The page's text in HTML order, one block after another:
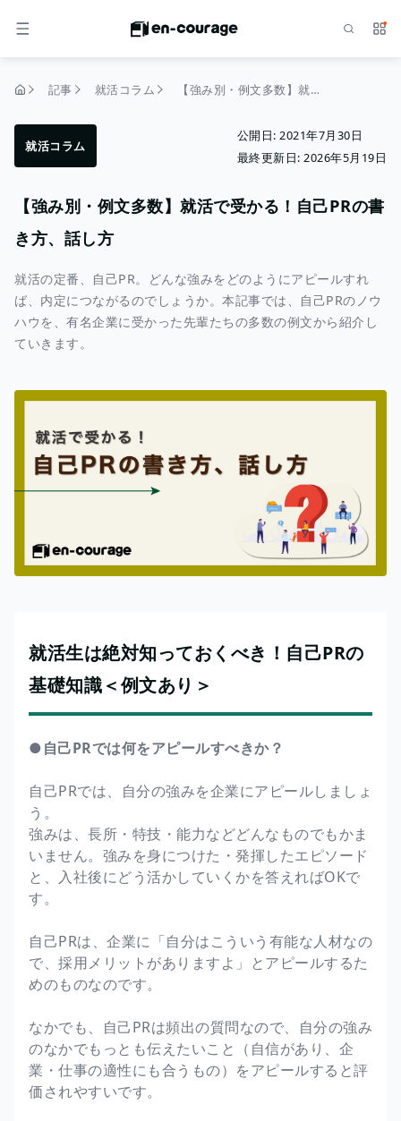
メニュー サ
記事 就活コラム 【強み別・例文多数】就活で受かる！自己PRの書き方、話し方
就活コラム
公開日: 2021年7月30日
最終更新日: 2026年5月19日
【強み別・例文多数】就活で受かる！自己PRの書
き方、話し方
就活の定番、自己PR。どんな強みをどのようにアピールすれ
ば、内定につながるのでしょうか。本記事では、自己PRのノウ
ハウを、有名企業に受かった先輩たちの多数の例文から紹介し
ていきます。
就活生は絶対知っておくべき！自己PRの
基礎知識＜例文あり＞
●自己PRでは何をアピールすべきか？
自己PRでは、自分の強みを企業にアピールしましょ
う。
強みは、長所・特技・能力などどんなものでもかま
いません。強みを身につけた・発揮したエピソード
と、入社後にどう活かしていくかを答えればOKで
す。
自己PRは、企業に「自分はこういう有能な人材なの
で、採用メリットがありますよ」とアピールするた
めのものなのです。
なかでも、自己PRは頻出の質問なので、自分の強み
のなかでもっとも伝えたいこと（自信があり、企
業・仕事の適性にも合うもの）をアピールすると評
価されやすいです。